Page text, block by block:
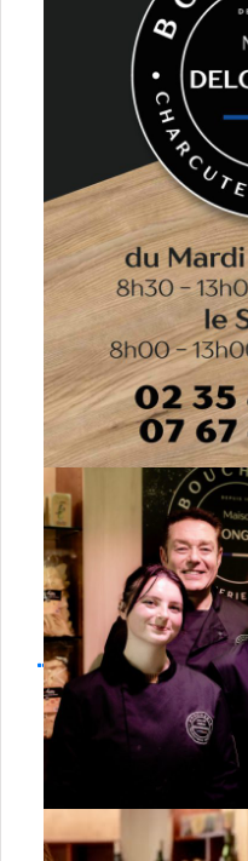
Relais colis
Vétements
Organisations et
Artisans
Agences immobilières
Associations Moto
Clubs moto
Consignes casques et
Divers
Entreprises
Groupes musicaux
Salles de spéctacle
Partenaires par Régions
Auvergne-Rhône-Alpes
07 Ardêche